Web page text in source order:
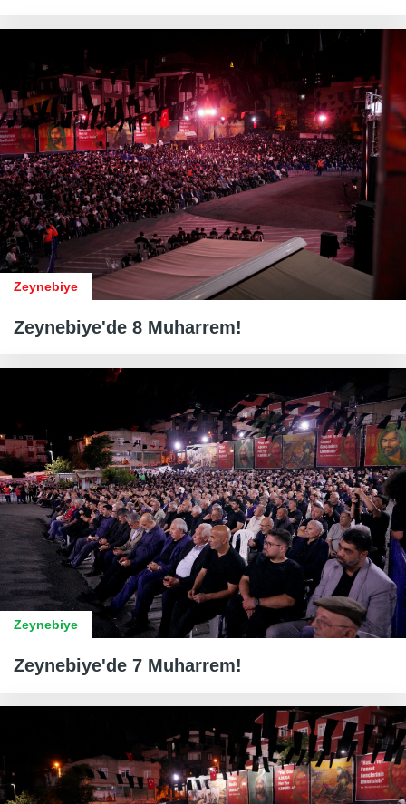
Zeynebiye
Zeynebiye'de 8 Muharrem!
Zeynebiye
Zeynebiye'de 7 Muharrem!